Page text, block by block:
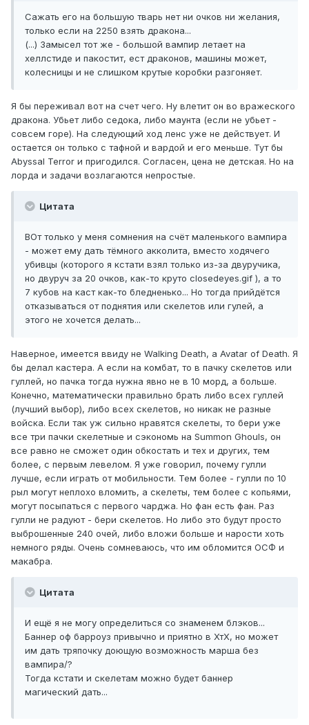
Сажать его на большую тварь нет ни очков ни желания,
только если на 2250 взять дракона...
(...) Замысел тот же - большой вампир летает на
хеллстиде и пакостит, ест драконов, машины может,
колесницы и не слишком крутые коробки разгоняет.
Я бы переживал вот на счет чего. Ну влетит он во вражеского
дракона. Убьет либо седока, либо маунта (если не убьет -
совсем горе). На следующий ход ленс уже не действует. И
остается он только с тафной и вардой и его меньше. Тут бы
Abyssal Terror и пригодился. Согласен, цена не детская. Но на
лорда и задачи возлагаются непростые.
Цитата
ВОт только у меня сомнения на счёт маленького вампира
- может ему дать тёмного акколита, вместо ходячего
убивцы (которого я кстати взял только из-за двуручика,
но двуруч за 20 очков, как-то круто closedeyes.gif ), а то
7 кубов на каст как-то бледненько... Но тогда прийдётся
отказываться от поднятия или скелетов или гулей, а
этого не хочется делать...
Наверное, имеется ввиду не Walking Death, а Avatar of Death. Я
бы делал кастера. А если на комбат, то в пачку скелетов или
гуллей, но пачка тогда нужна явно не в 10 морд, а больше.
Конечно, математически правильно брать либо всех гуллей
(лучший выбор), либо всех скелетов, но никак не разные
войска. Если так уж сильно нравятся скелеты, то бери уже
все три пачки скелетные и сэкономь на Summon Ghouls, он
все равно не сможет один обкостать и тех и других, тем
более, с первым левелом. Я уже говорил, почему гулли
лучше, если играть от мобильности. Тем более - гулли по 10
рыл могут неплохо вломить, а скелеты, тем более с копьями,
могут посыпаться с первого чарджа. Но фан есть фан. Раз
гулли не радуют - бери скелетов. Но либо это будут просто
выброшенные 240 очей, либо вложи больше и нарости хоть
немного ряды. Очень сомневаюсь, что им обломится ОСФ и
макабра.
Цитата
И ещё я не могу определиться со знаменем блэков...
Баннер оф барроуз привычно и приятно в ХтХ, но может
им дать тряпочку доющую возможность марша без
вампира/?
Тогда кстати и скелетам можно будет баннер
магический дать...